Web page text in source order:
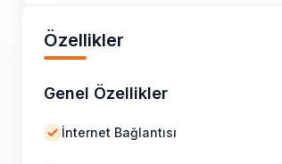
Özellikler
Genel Özellikler
İnternet Bağlantısı